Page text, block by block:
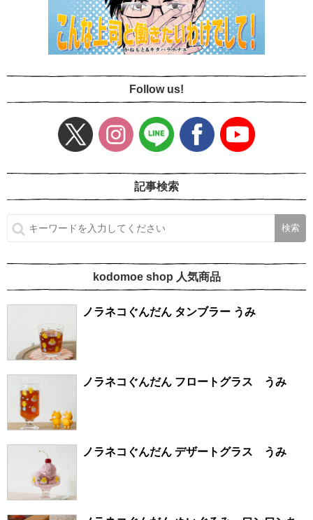
Follow us!
記事検索
kodomoe shop 人気商品
ノラネコぐんだん タンブラー うみ
ノラネコぐんだん フロートグラス うみ
ノラネコぐんだん デザートグラス うみ